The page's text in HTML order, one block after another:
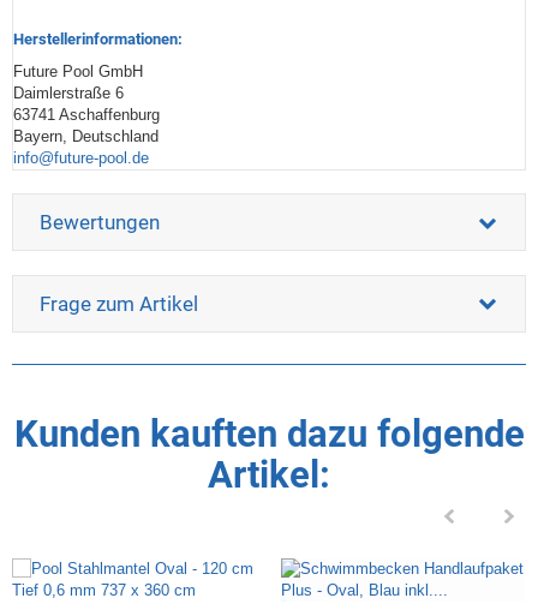
Herstellerinformationen:
Future Pool GmbH
Daimlerstraße 6
63741 Aschaffenburg
Bayern, Deutschland
info@future-pool.de
Bewertungen
Frage zum Artikel
Kunden kauften dazu folgende
Artikel: